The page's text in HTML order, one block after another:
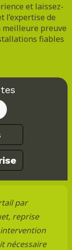
et laissez-
l’expertise de
meilleure preuve
fiables
par
reprise
nécessaire